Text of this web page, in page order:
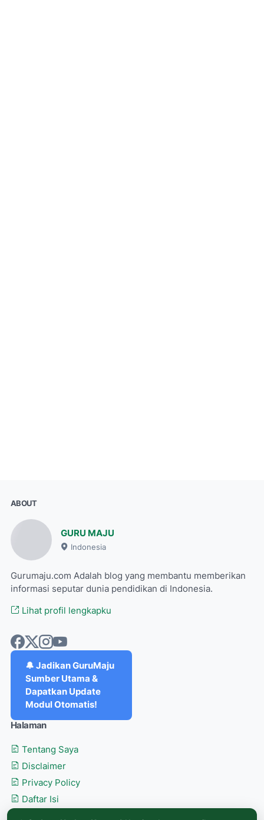
ABOUT
GURU MAJU
Indonesia
Gurumaju.com Adalah blog yang membantu memberikan
informasi seputar dunia pendidikan di Indonesia.
Lihat profil lengkapku
🔔 Jadikan GuruMaju
Sumber Utama &
Dapatkan Update
Modul Otomatis!
Halaman
Tentang Saya
Disclaimer
Privacy Policy
Daftar Isi